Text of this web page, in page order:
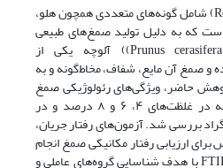
خانواده گل‌سرخیان (Rosaceae) شامل گونه‌های متعددی همچون هلو،
است که به دلیل تولید صمغ‌های طبیعی
شناخته می‌شوند. گونه Prunus cerasifera)) آلوچه یکی از
و صمغ آن مایع، شفاف، مخاط‌گونه و به
حاضر، ویژگی‌های رئولوژیکی صمغ
خام و خالص‌سازی‌شده آلوچه در غلظت‌های ۴، ۶ و ۸ درصد و در
سانتی‌گراد بررسی شد. آزمون‌های رفتار جریان،
ارزیابی رفتار مکانیکی صمغ انجام
گرفت. همچنین طیف‌سنجی FTIR با هدف شناسایی گروه‌های عاملی و